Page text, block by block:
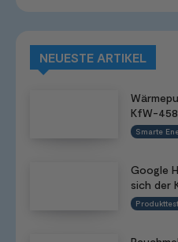
NEUESTE ARTIKEL
KfW-
Smarte
Google
sich der